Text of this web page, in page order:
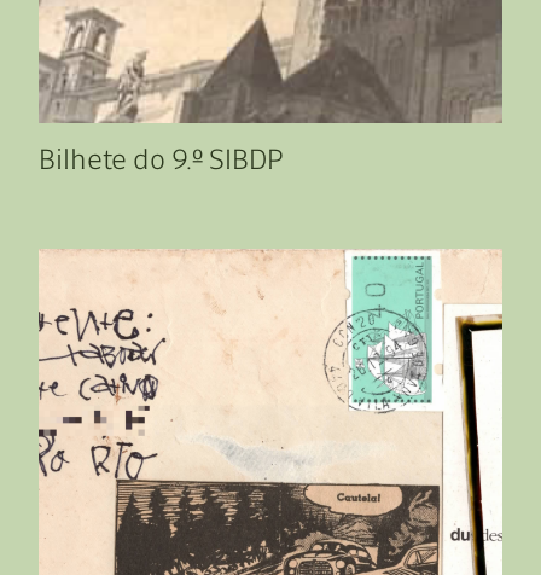
Bilhete do 9.º SIBDP